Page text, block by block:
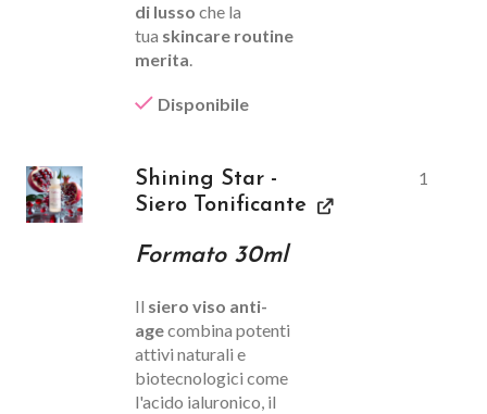
di lusso che la
tua skincare routine
merita.
Disponibile
Shining Star -
Siero Tonificante
Formato 30ml
Il siero viso anti-
agecombina potenti
attivi naturali e
biotecnologici come
l'acido ialuronico, il
1